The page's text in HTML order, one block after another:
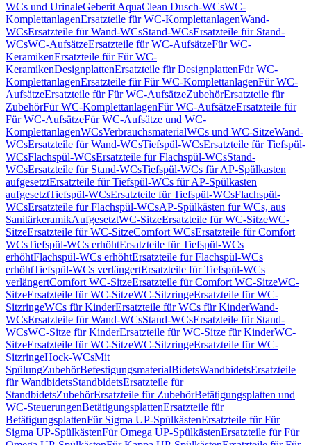
WCs und UrinaleGeberit AquaClean Dusch-WCsWC-
KomplettanlagenErsatzteile für WC-KomplettanlagenWand-
WCsErsatzteile für Wand-WCsStand-WCsErsatzteile für Stand-
WCsWC-AufsätzeErsatzteile für WC-AufsätzeFür WC-
KeramikenErsatzteile für Für WC-
KeramikenDesignplattenErsatzteile für DesignplattenFür WC-
KomplettanlagenErsatzteile für Für WC-KomplettanlagenFür WC-
AufsätzeErsatzteile für Für WC-AufsätzeZubehörErsatzteile für
ZubehörFür WC-KomplettanlagenFür WC-AufsätzeErsatzteile für
Für WC-AufsätzeFür WC-Aufsätze und WC-
KomplettanlagenWCsVerbrauchsmaterialWCs und WC-SitzeWand-
WCsErsatzteile für Wand-WCsTiefspül-WCsErsatzteile für Tiefspül-
WCsFlachspül-WCsErsatzteile für Flachspül-WCsStand-
WCsErsatzteile für Stand-WCsTiefspül-WCs für AP-Spülkasten
aufgesetztErsatzteile für Tiefspül-WCs für AP-Spülkasten
aufgesetztTiefspül-WCsErsatzteile für Tiefspül-WCsFlachspül-
WCsErsatzteile für Flachspül-WCsAP-Spülkästen für WCs, aus
SanitärkeramikAufgesetztWC-SitzeErsatzteile für WC-SitzeWC-
SitzeErsatzteile für WC-SitzeComfort WCsErsatzteile für Comfort
WCsTiefspül-WCs erhöhtErsatzteile für Tiefspül-WCs
erhöhtFlachspül-WCs erhöhtErsatzteile für Flachspül-WCs
erhöhtTiefspül-WCs verlängertErsatzteile für Tiefspül-WCs
verlängertComfort WC-SitzeErsatzteile für Comfort WC-SitzeWC-
SitzeErsatzteile für WC-SitzeWC-SitzringeErsatzteile für WC-
SitzringeWCs für KinderErsatzteile für WCs für KinderWand-
WCsErsatzteile für Wand-WCsStand-WCsErsatzteile für Stand-
WCsWC-Sitze für KinderErsatzteile für WC-Sitze für KinderWC-
SitzeErsatzteile für WC-SitzeWC-SitzringeErsatzteile für WC-
SitzringeHock-WCsMit
SpülungZubehörBefestigungsmaterialBidetsWandbidetsErsatzteile
für WandbidetsStandbidetsErsatzteile für
StandbidetsZubehörErsatzteile für ZubehörBetätigungsplatten und
WC-SteuerungenBetätigungsplattenErsatzteile für
BetätigungsplattenFür Sigma UP-SpülkästenErsatzteile für Für
Sigma UP-SpülkästenFür Omega UP-SpülkästenErsatzteile für Für